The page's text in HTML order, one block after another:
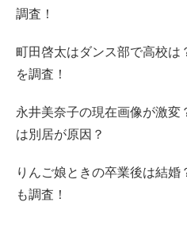
調査！
町田啓太はダンス部で高校は
を調査！
永井美奈子の現在画像が激変
は別居が原因？
りんご娘ときの卒業後は結
も調査！